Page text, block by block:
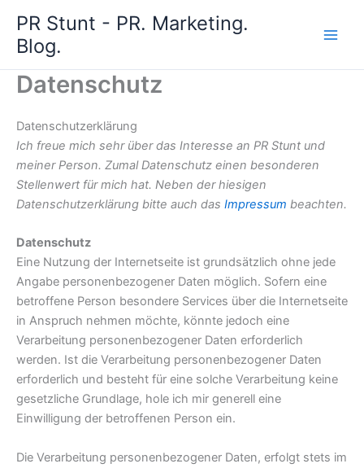
Inhalt
springen
PR Stunt - PR. Marketing.
Blog.
Datenschutz
Datenschutzerklärung
Ich freue mich sehr über das Interesse an PR Stunt und
meiner Person. Zumal Datenschutz einen besonderen
Stellenwert für mich hat. Neben der hiesigen
Datenschutzerklärung bitte auch das Impressum beachten.
Datenschutz
Eine Nutzung der Internetseite ist grundsätzlich ohne jede
Angabe personenbezogener Daten möglich. Sofern eine
betroffene Person besondere Services über die Internetseite
in Anspruch nehmen möchte, könnte jedoch eine
Verarbeitung personenbezogener Daten erforderlich
werden. Ist die Verarbeitung personenbezogener Daten
erforderlich und besteht für eine solche Verarbeitung keine
gesetzliche Grundlage, hole ich mir generell eine
Einwilligung der betroffenen Person ein.
Die Verarbeitung personenbezogener Daten, erfolgt stets im